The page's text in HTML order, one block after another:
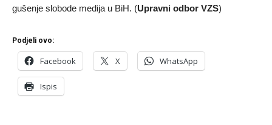
gušenje slobode medija u BiH. (Upravni odbor VZS)
Podjeli ovo:
Facebook X WhatsApp
Ispis